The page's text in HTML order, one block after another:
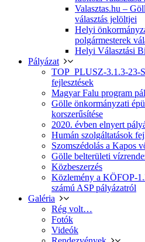
Valasztas.hu –
választás jelöltjei
Helyi
polgármesterek
Helyi Választási
Pályázat
TOP_PLUSZ-3.1.3-23-
fejlesztések
Magyar Falu program
Gölle önkormányzati
korszerűsítése
2020. évben elnyert
Humán szolgáltatások
Szomszédolás a Kapos
Gölle belterületi
Közbeszerzés
Közlemény a KÖFOP-
számú ASP pályázatról
Galéria
Rég volt…
Fotók
Videók